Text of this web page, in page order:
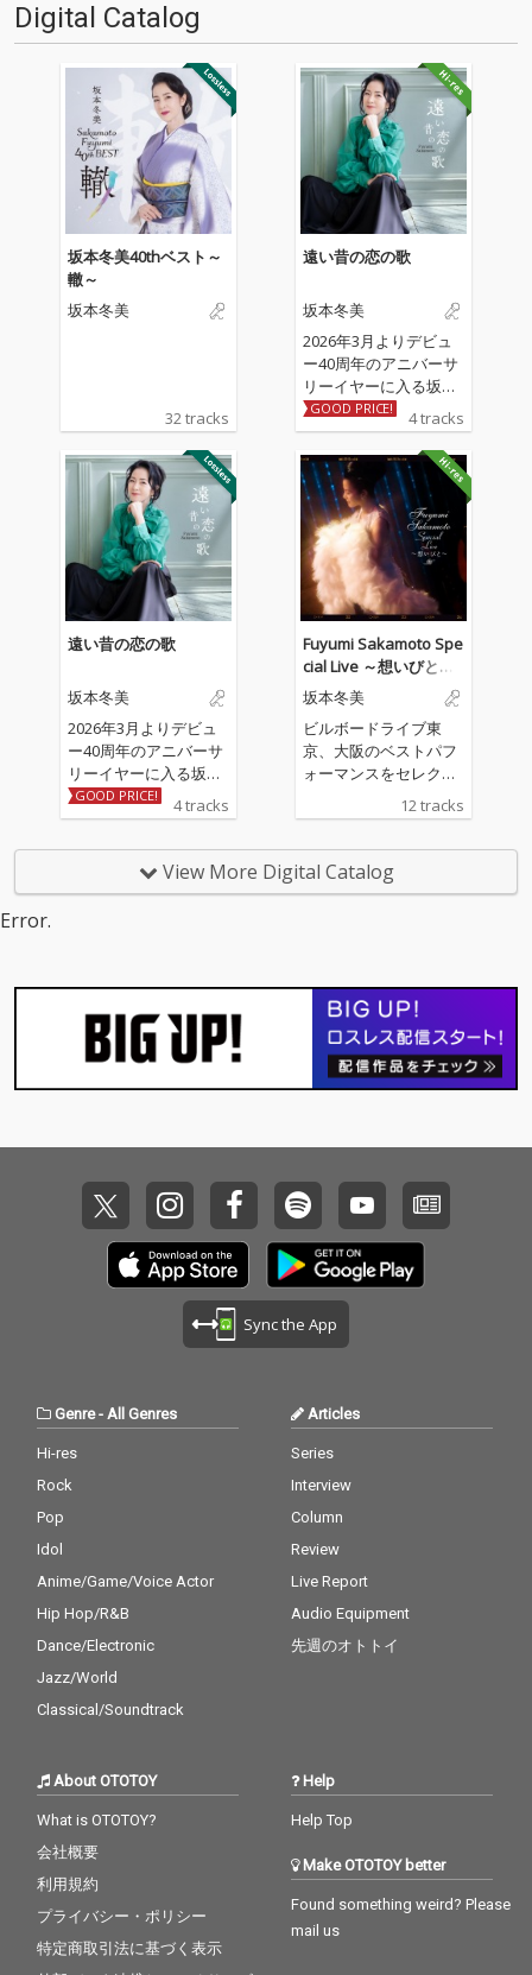
Digital Catalog
坂本冬美40thベスト～
轍～
坂本冬美
32 tracks
遠い昔の恋の歌
坂本冬美
2026年3月よりデビュ
ー40周年のアニバーサ
リーイヤーに入る坂本
冬美の記念シングル 収
録される表題曲「遠い
昔の恋の歌」、カップ
リング曲「しあわせ十
色」は坂本冬美と同じ
歳のアーティスト川村
結花の作詞＆作曲によ
る書き下ろし作品。ア
レンジは「夜桜お七」
「また君に恋してる」
の若草恵が担当。
GOOD PRICE! 4 tracks
遠い昔の恋の歌
坂本冬美
2026年3月よりデビュ
ー40周年のアニバーサ
リーイヤーに入る坂本
冬美の記念シングル 収
録される表題曲「遠い
リング曲「しあわせ十
色」は坂本冬美と同じ
の若草恵が担当。
GOOD PRICE! 4 tracks
Fuyumi Sakamoto Spe
cial Live ～想いびと～
(Live)
坂本冬美
ビルボードライブ東
京、大阪のベストパフ
ォーマンスをセレクト
12 tracks
View More Digital Catalog
Error.
Sync the App
Genre- All Genres
Hi-res
Rock
Pop
Idol
Anime/Game/Voice Actor
Hip Hop/R&B
Dance/Electronic
Jazz/World
Classical/Soundtrack
Articles
Series
Interview
Column
Review
Live Report
Audio Equipment
先週のオトトイ
About OTOTOY
What is OTOTOY?
会社概要
利用規約
プライバシー・ポリシー
特定商取引法に基づく表示
Help
Help Top
Make OTOTOY better
Found something weird? Please
mail us